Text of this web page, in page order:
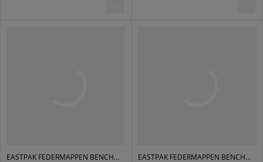
EASTPAK FEDERMAPPEN BENCHMARK SINGLE
EASTPAK FEDERMAPPEN BENCHMARK SINGLE